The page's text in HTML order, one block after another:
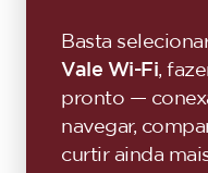
Basta
Vale Wi-Fi,
pronto —
navegar,
curtir ainda